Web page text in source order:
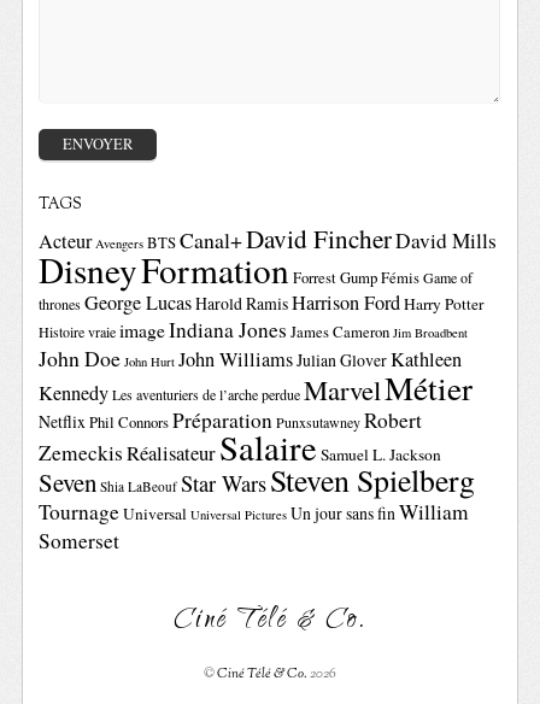
TAGS
Acteur Avengers BTSCanal+David FincherDavid Mills
DisneyFormationForrest GumpFémis Game of
thrones George LucasHarold RamisHarrison FordHarry Potter
Histoire vraie imageIndiana Jones James Cameron Jim Broadbent
John Doe John Hurt John WilliamsJulian GloverKathleen
Kennedy Les aventuriers de l’arche perdue MarvelMétier
NetflixPhil ConnorsPréparation Punxsutawney Robert
ZemeckisRéalisateurSalaire Samuel L. Jackson
Seven Shia LaBeouf Star WarsSteven Spielberg
TournageUniversal Universal Pictures Un jour sans finWilliam
Somerset
Ciné Télé & Co.
©Ciné Télé & Co.2026